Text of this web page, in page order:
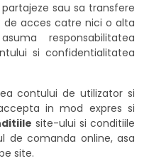
sau sa transfere
acces catre nici o alta
responsabilitatea
si confidentialitatea
contului de utilizator si
in mod expres si
site-ului si conditiile
de comanda online, asa
site.